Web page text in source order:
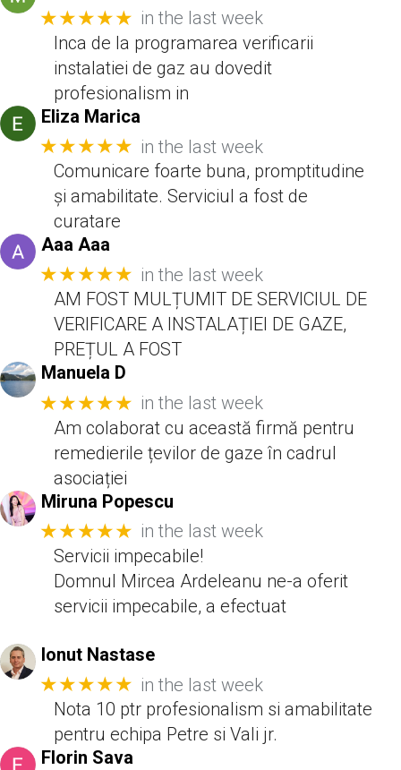
★★★★★ in the last week
Inca de la programarea verificarii
instalatiei de gaz au dovedit
profesionalism in
Eliza Marica
★★★★★ in the last week
Comunicare foarte buna, promptitudine
și amabilitate. Serviciul a fost de
curatare
Aaa Aaa
★★★★★ in the last week
AM FOST MULȚUMIT DE SERVICIUL DE
VERIFICARE A INSTALAȚIEI DE GAZE,
PREȚUL A FOST
Manuela D
★★★★★ in the last week
Am colaborat cu această firmă pentru
remedierile țevilor de gaze în cadrul
asociației
Miruna Popescu
★★★★★ in the last week
Servicii impecabile!
Domnul Mircea Ardeleanu ne-a oferit
servicii impecabile, a efectuat
Ionut Nastase
★★★★★ in the last week
Nota 10 ptr profesionalism si amabilitate
pentru echipa Petre si Vali jr.
Florin Sava